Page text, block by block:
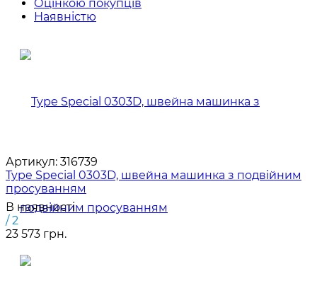
Оцінкою покупців
Наявністю
Артикул: 316739
Type Special 0303D, швейна машинка з подвійним
просуванням
В наявності
/ 2
23 573 грн.